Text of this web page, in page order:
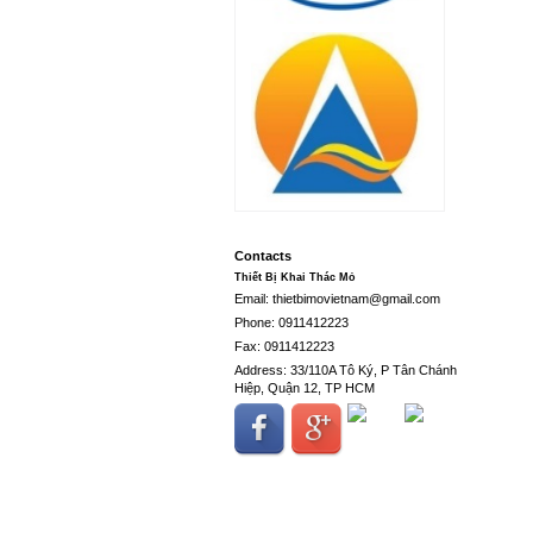
Contacts
Thiết Bị Khai Thác Mỏ
Email: thietbimovietnam@gmail.com
Phone: 0911412223
Fax: 0911412223
Address: 33/110A Tô Ký, P Tân Chánh
Hiệp, Quận 12, TP HCM